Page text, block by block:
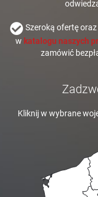
Szeroką ofertę
w katalogu naszych
zamówić
Kliknij w wybrane